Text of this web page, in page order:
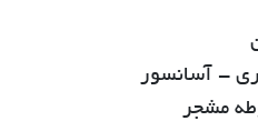
- آسانسور
مشجر